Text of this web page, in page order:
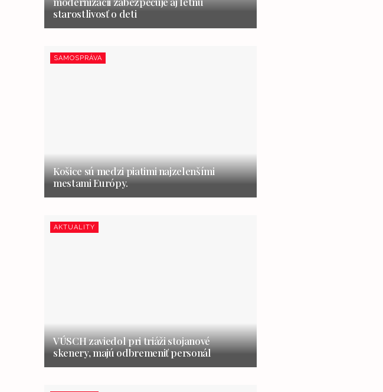
starostlivosť o deti
SAMOSPRÁVA
Košice sú medzi piatimi najzelenšími
mestami Európy.
AKTUALITY
VÚSCH zaviedol pri triáži stojanové
skenery, majú odbremeniť personál